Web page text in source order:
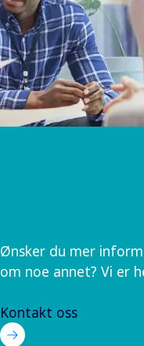
Ønsker du mer
om noe annet? Vi er
Kontakt oss